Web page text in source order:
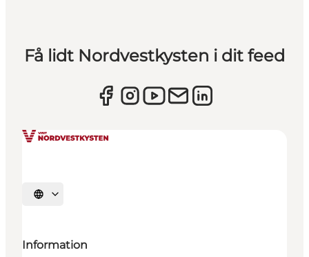
Få lidt Nordvestkysten i dit feed
Vælg sprog
Information